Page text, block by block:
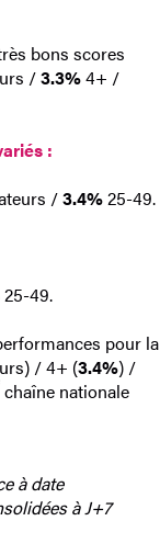
bons scores
/3.3%4+ /
:
/3.4%25-49.
25-49.
pour la
/ 4+ (3.4%) /
chaîne nationale
à date
à J+7